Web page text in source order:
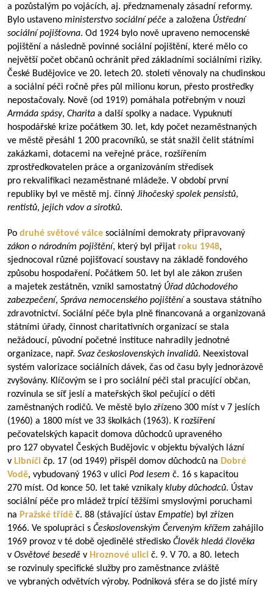
a pozůstalým po vojácích, aj. předznamenaly zásadní reformy.
Bylo ustaveno ministerstvo sociální péče a založena Ústřední
sociální pojišťovna. Od 1924 bylo nově upraveno nemocenské
pojištění a následně povinné sociální pojištění, které mělo co
největší počet občanů ochránit před základními sociálními riziky.
České Budějovice ve 20. letech 20. století věnovaly na chudinskou
a sociální péči ročně přes půl milionu korun, přesto prostředky
nepostačovaly. Nově (od 1919) pomáhala potřebným v nouzi
Armáda spásy, Charita a další spolky a nadace. Vypuknutí
hospodářské krize počátkem 30. let, kdy počet nezaměstnaných
ve městě přesáhl 1 200 pracovníků, se stát snažil čelit státními
zakázkami, dotacemi na veřejné práce, rozšířením
zprostředkovatelen práce a organizováním středisek
pro rekvalifikaci nezaměstnané mládeže. V období první
republiky byl ve městě mj. činný Jihočeský spolek pensistů,
rentistů, jejich vdov a sirotků.
Po druhé světové válce sociálními demokraty připravovaný
zákon o národním pojištění, který byl přijat roku 1948,
sjednocoval různé pojišťovací soustavy na základě fondového
způsobu hospodaření. Počátkem 50. let byl ale zákon zrušen
a majetek zestátněn, vznikl samostatný Úřad důchodového
zabezpečení, Správa nemocenského pojištěnía soustava státního
zdravotnictví. Sociální péče byla plně financovaná a organizovaná
státními úřady, činnost charitativních organizací se stala
nežádoucí, původní početné instituce nahradily jednotné
organizace, např. Svaz československých invalidů. Neexistoval
systém valorizace sociálních dávek, čas od času byly jednorázově
zvyšovány. Klíčovým se i pro sociální péči stal pracující občan,
rozvinula se síť jeslí a mateřských škol pečující o děti
zaměstnaných rodičů. Ve městě bylo zřízeno 300 míst v 7 jeslích
(1960) a 1800 míst ve 33 školkách (1963). K rozšíření
pečovatelských kapacit domova důchodců upraveného
pro 127 obyvatel Českých Budějovic v objektu bývalých lázní
v Libníči čp. 17 (od 1949) přispěl domov důchodců na Dobré
Vodě, vybudovaný 1963 v ulici Pod lesem č. 16 s kapacitou
270 míst. Od konce 50. let také vznikaly kluby důchodců. Ústav
sociální péče pro mládež trpící těžšími smyslovými poruchami
na Pražské třídě č. 88 (stávající ústav Empatie) byl zřízen
1966. Ve spolupráci s Československým Červeným křížem zahájilo
1969 provoz v té době ojedinělé středisko Člověk hledá člověka
v Osvětové besedě v Hroznové ulici č. 9. V 70. a 80. letech
se rozvinuly specifické služby pro zaměstnance zvláště
ve vybraných odvětvích výroby. Podniková sféra se do jisté míry